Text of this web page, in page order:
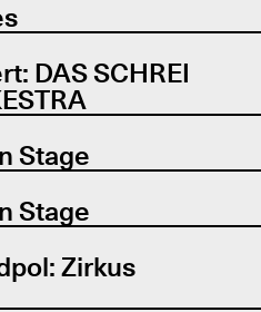
DAS SCHREI
Stage
Stage
Zirkus